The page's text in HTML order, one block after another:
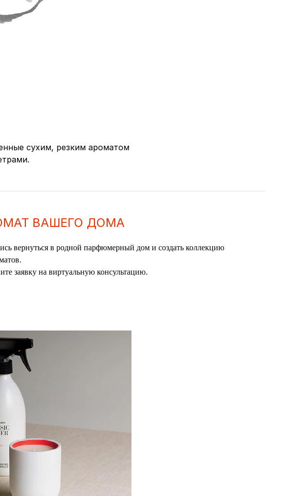
сухим, резким ароматом
ВАШЕГО ДОМА
вернуться в родной парфюмерный дом и создать коллекцию
заявку на виртуальную консультацию.